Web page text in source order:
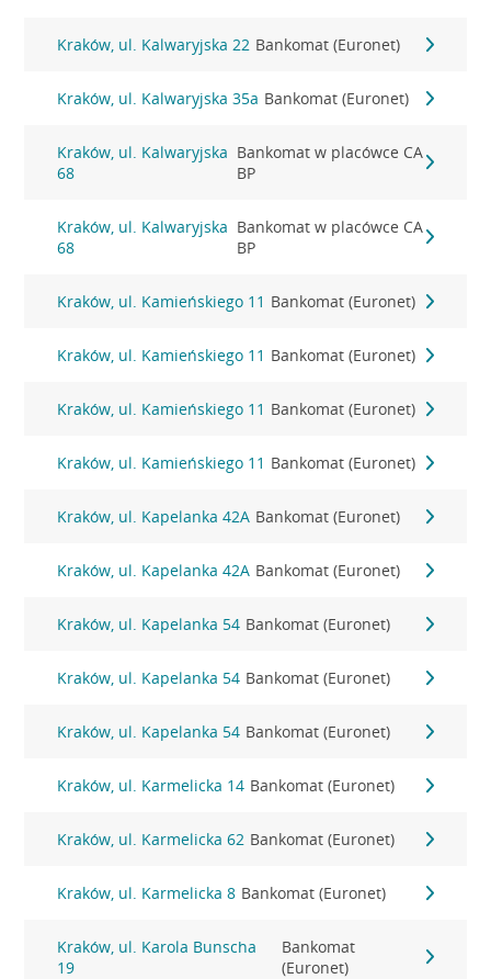
Kraków, ul. Kalwaryjska 22 Bankomat (Euronet)
Kraków, ul. Kalwaryjska 35a Bankomat (Euronet)
Kraków, ul. Kalwaryjska
68
Bankomat w placówce CA
BP
Kraków, ul. Kalwaryjska
68
Bankomat w placówce CA
BP
Kraków, ul. Kamieńskiego 11 Bankomat (Euronet)
Kraków, ul. Kamieńskiego 11 Bankomat (Euronet)
Kraków, ul. Kamieńskiego 11 Bankomat (Euronet)
Kraków, ul. Kamieńskiego 11 Bankomat (Euronet)
Kraków, ul. Kapelanka 42A Bankomat (Euronet)
Kraków, ul. Kapelanka 42A Bankomat (Euronet)
Kraków, ul. Kapelanka 54 Bankomat (Euronet)
Kraków, ul. Kapelanka 54 Bankomat (Euronet)
Kraków, ul. Kapelanka 54 Bankomat (Euronet)
Kraków, ul. Karmelicka 14 Bankomat (Euronet)
Kraków, ul. Karmelicka 62 Bankomat (Euronet)
Kraków, ul. Karmelicka 8 Bankomat (Euronet)
Kraków, ul. Karola Bunscha
19
Bankomat
(Euronet)